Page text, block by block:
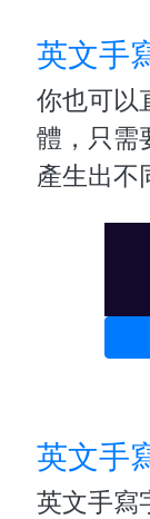
英文手
你也可以
體，只需
產生出不
英文手
英文手寫